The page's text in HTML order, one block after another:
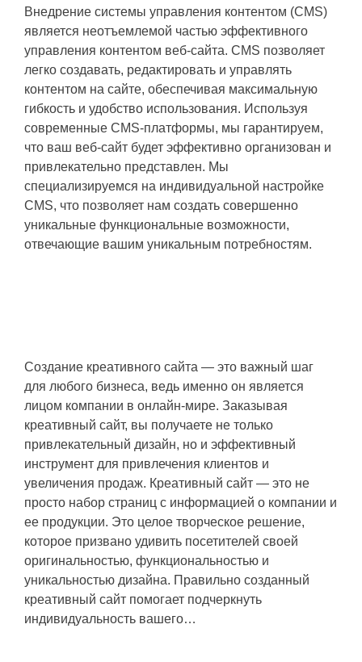
Внедрение системы управления контентом (CMS)
является неотъемлемой частью эффективного
управления контентом веб-сайта. CMS позволяет
легко создавать, редактировать и управлять
контентом на сайте, обеспечивая максимальную
гибкость и удобство использования. Используя
современные CMS-платформы, мы гарантируем,
что ваш веб-сайт будет эффективно организован и
привлекательно представлен. Мы
специализируемся на индивидуальной настройке
CMS, что позволяет нам создать совершенно
уникальные функциональные возможности,
отвечающие вашим уникальным потребностям.
Создание креативного сайта — это важный шаг
для любого бизнеса, ведь именно он является
лицом компании в онлайн-мире. Заказывая
креативный сайт, вы получаете не только
привлекательный дизайн, но и эффективный
инструмент для привлечения клиентов и
увеличения продаж. Креативный сайт — это не
просто набор страниц с информацией о компании и
ее продукции. Это целое творческое решение,
которое призвано удивить посетителей своей
оригинальностью, функциональностью и
уникальностью дизайна. Правильно созданный
креативный сайт помогает подчеркнуть
индивидуальность вашего…